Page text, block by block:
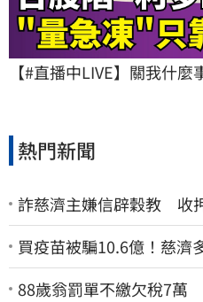
【#直播中LIVE】關我什麼
熱門新聞
詐慈濟主嫌信辟穀教 收
買疫苗被騙10.6億！慈濟
88歲翁罰單不繳欠稅7萬